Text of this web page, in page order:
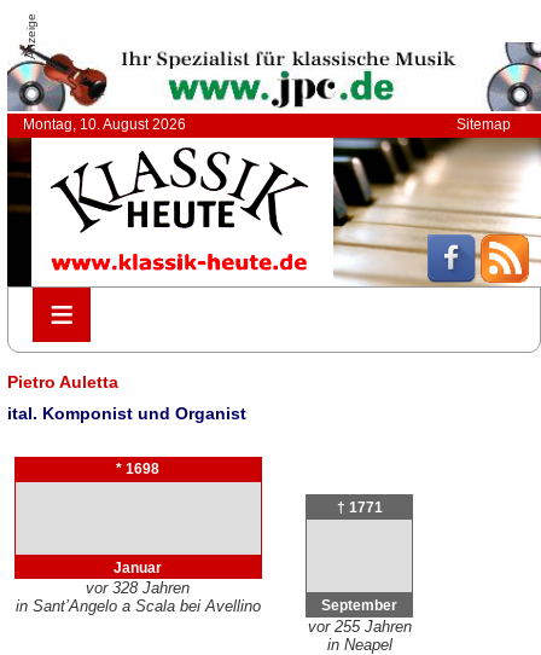
Anzeige
Montag, 10. August 2026 Sitemap
≡
≡
Pietro Auletta
ital. Komponist und Organist
* 1698
Januar
vor 328 Jahren
in Sant’Angelo a Scala bei Avellino
† 1771
September
vor 255 Jahren
in Neapel